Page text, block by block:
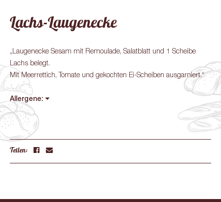
Lachs-Laugenecke
„Laugenecke Sesam mit Remoulade, Salatblatt und 1 Scheibe
Lachs belegt.
Mit Meerrettich, Tomate und gekochten Ei-Scheiben ausgarniert.“
Allergene:
Teilen: